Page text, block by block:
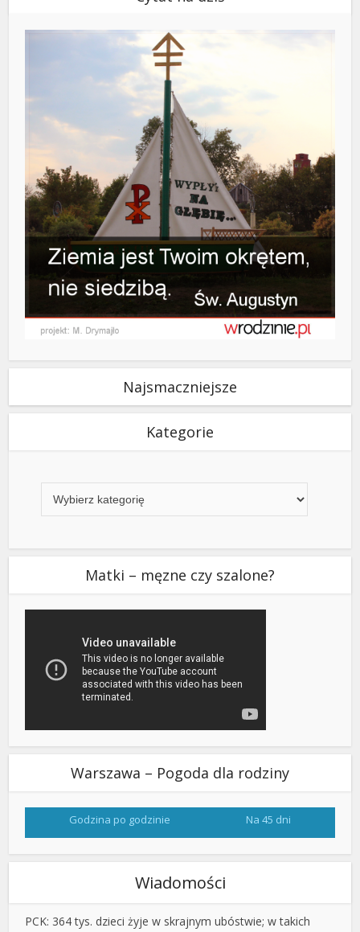
Najsmaczniejsze
Kategorie
Matki – męzne czy szalone?
Warszawa – Pogoda dla rodziny
Godzina po godzinie Na 45 dni
Wiadomości
PCK: 364 tys. dzieci żyje w skrajnym ubóstwie; w takich